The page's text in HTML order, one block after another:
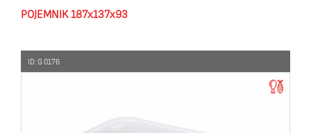
POJEMNIK 187x137x93
ID: G 0176